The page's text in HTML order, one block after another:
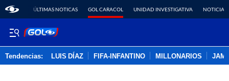
ÚLTIMAS NOTICAS GOL CARACOL UNIDAD INVESTIGATIVA NOTICIAS
Tendencias: LUIS DÍAZ FIFA-INFANTINO MILLONARIOS